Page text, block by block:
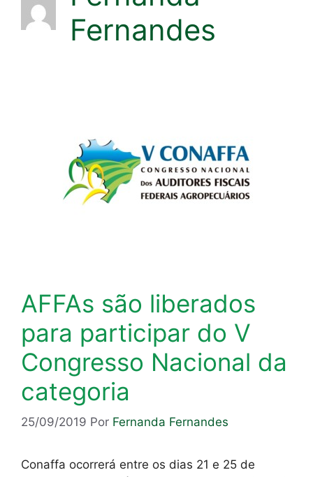
Fernandes
AFFAs são liberados
para participar do V
Congresso Nacional da
categoria
25/09/2019 Por Fernanda Fernandes
Conaffa ocorrerá entre os dias 21 e 25 de